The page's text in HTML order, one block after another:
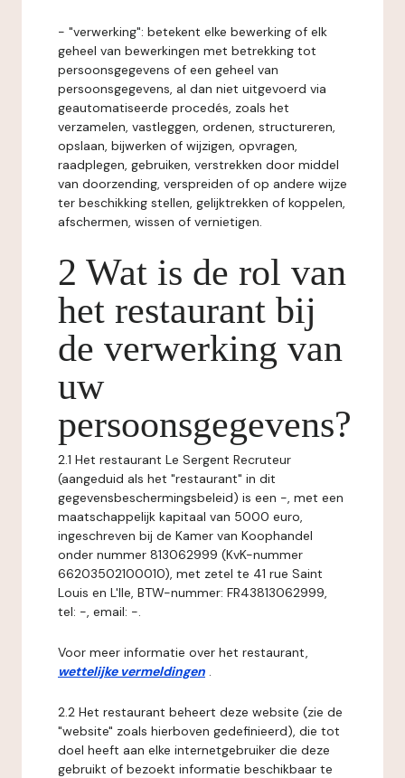
- "verwerking": betekent elke bewerking of elk
geheel van bewerkingen met betrekking tot
persoonsgegevens of een geheel van
persoonsgegevens, al dan niet uitgevoerd via
geautomatiseerde procedés, zoals het
verzamelen, vastleggen, ordenen, structureren,
opslaan, bijwerken of wijzigen, opvragen,
raadplegen, gebruiken, verstrekken door middel
van doorzending, verspreiden of op andere wijze
ter beschikking stellen, gelijktrekken of koppelen,
afschermen, wissen of vernietigen.
2 Wat is de rol van
het restaurant bij
de verwerking van
uw
persoonsgegevens?
2.1 Het restaurant Le Sergent Recruteur
(aangeduid als het "restaurant" in dit
gegevensbeschermingsbeleid) is een -, met een
maatschappelijk kapitaal van 5000 euro,
ingeschreven bij de Kamer van Koophandel
onder nummer 813062999 (KvK-nummer
66203502100010), met zetel te 41 rue Saint
Louis en L'Ile, BTW-nummer: FR43813062999,
tel: -, email: -.
Voor meer informatie over het restaurant,
wettelijke vermeldingen .
2.2 Het restaurant beheert deze website (zie de
"website" zoals hierboven gedefinieerd), die tot
doel heeft aan elke internetgebruiker die deze
gebruikt of bezoekt informatie beschikbaar te